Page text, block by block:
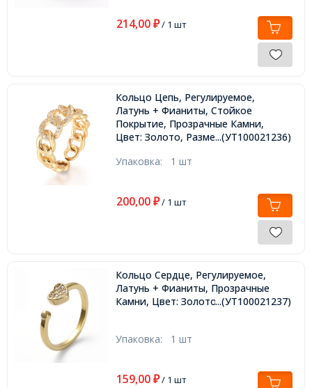
214,00 ₽/ 1 шт
Кольцо Цепь, Регулируемое,
Латунь + Фианиты, Стойкое
Покрытие, Прозрачные Камни,
Цвет: Золото, Размер 16.0,...(УТ100021236)
Упаковка: 1 шт
200,00 ₽/ 1 шт
Кольцо Сердце, Регулируемое,
Латунь + Фианиты, Прозрачные
Камни, Цвет: Золото, Размер 17.7,
...(УТ100021237)
Упаковка: 1 шт
159,00 ₽/ 1 шт